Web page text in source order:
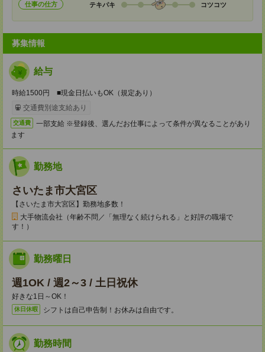
仕事の仕方 テキパキ コツコツ
募集情報
給与
時給1500円 ■現金日払いもOK（規定あり）
交通費別途支給あり
交通費
一部支給 ※登録後、選んだお仕事によって条件が異なることがあり
ます
勤務地
さいたま市大宮区
【さいたま市大宮区】勤務地多数！
大手物流会社（年齢不問／「無理なく続けられる」と好評の職場で
す！）
勤務曜日
週1OK / 週2～3 / 土日祝休
好きな1日～OK！
休日休暇 シフトは自己申告制！お休みは自由です。
勤務時間